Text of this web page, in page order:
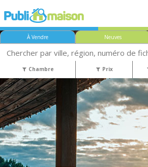
À Vendre Neuves
Chambre Prix